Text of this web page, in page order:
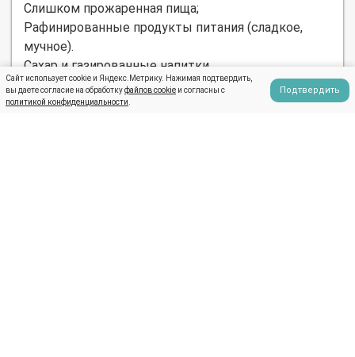
Слишком прожаренная пища;
Рафинированные продукты питания (сладкое,
мучное).
Сахар и газированные напитки.
Соблюдение аюрведической диеты позволяет
привести в порядок тело, оздоровиться и
Сайт использует cookie и Яндекс.Метрику. Нажимая подтвердить,
вы даете согласие на обработкуфайлов cookie и согласны с
политикой конфиденциальности
Подтвердить